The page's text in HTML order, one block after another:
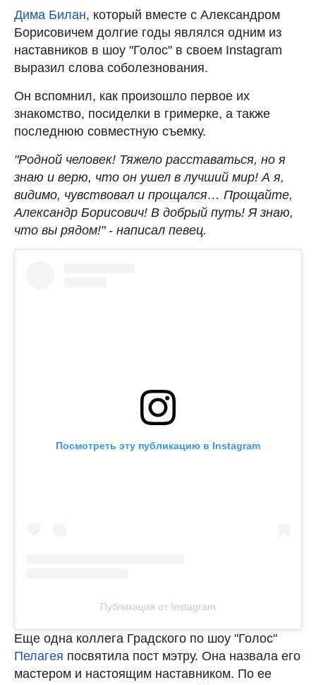
Дима Билан, который вместе с Александром
Борисовичем долгие годы являлся одним из
наставников в шоу "Голос" в своем Instagram
выразил слова соболезнования.
Он вспомнил, как произошло первое их
знакомство, посиделки в гримерке, а также
последнюю совместную съемку.
"Родной человек! Тяжело расставаться, но я
знаю и верю, что он ушел в лучший мир! А я,
видимо, чувствовал и прощался… Прощайте,
Александр Борисович! В добрый путь! Я знаю,
что вы рядом!" - написал певец.
Посмотреть эту публикацию в Instagram
Публикация от Instagram
Еще одна коллега Градского по шоу "Голос"
Пелагея посвятила пост мэтру. Она назвала его
мастером и настоящим наставником. По ее